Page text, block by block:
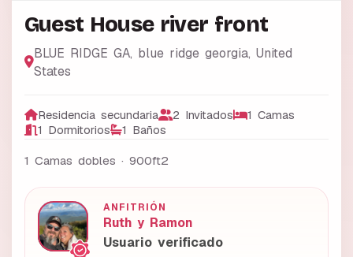
Guest House river front
BLUE RIDGE GA, blue ridge georgia, United
States
Residencia secundaria 2 Invitados
1 Camas
1 Dormitorios
1 Baños
1 Camas dobles · 900ft2
ANFITRIÓN
Ruth y Ramon
Usuario verificado